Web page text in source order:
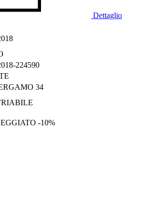
Dettaglio
224590
34
-10%